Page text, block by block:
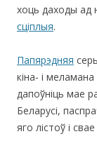
хоць даходы ад
сціплыя.
Папярэдняя
кіна- і меламана
дапоўніць мае
Беларусі,
яго лістоў і